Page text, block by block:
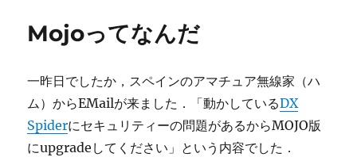
Mojoってなんだ
一昨日でしたか，スペインのアマチュア無線家（ハ
ム）からEMailが来ました．「動かしているDX
Spiderにセキュリティーの問題があるからMOJO版
にupgradeしてください」という内容でした．